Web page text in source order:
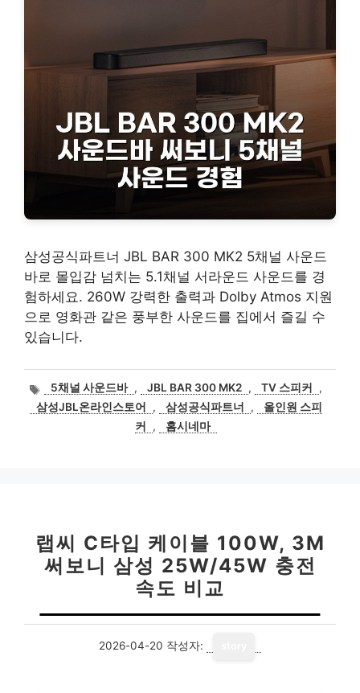
삼성공식파트너 JBL BAR 300 MK2 5채널 사운드
바로 몰입감 넘치는 5.1채널 서라운드 사운드를 경
험하세요. 260W 강력한 출력과 Dolby Atmos 지원
으로 영화관 같은 풍부한 사운드를 집에서 즐길 수
있습니다.
태
그
5채널 사운드바 , JBL BAR 300 MK2 , TV 스피커
,
삼성JBL온라인스토어
, 삼성공식파트너 ,
올인원 스피
커
, 홈시네마
랩씨 C타입 케이블 100W, 3M
써보니 삼성 25W/45W 충전
속도 비교
2026-04-20 작성자: